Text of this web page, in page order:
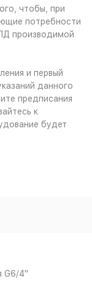
чтобы, при
потребности
производимой
и первый
данного
предписания
к
будет
G6/4"